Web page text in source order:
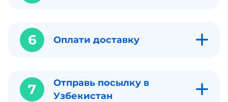
6 Оплати доставку
7
Отправь посылку в
Узбекистан